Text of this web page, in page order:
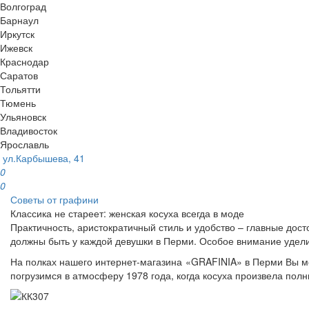
Волгоград
Барнаул
Иркутск
Ижевск
Краснодар
Саратов
Тольятти
Тюмень
Ульяновск
Владивосток
Ярославль
ул.Карбышева, 41
0
0
Советы от графини
Классика не стареет: женская косуха всегда в моде
Практичность, аристократичный стиль и удобство – главные
должны быть у каждой девушки в Перми. Особое внимание
На полках нашего интернет-магазина «GRAFINIA» в Перми Вы
погрузимся в атмосферу 1978 года, когда косуха произвела